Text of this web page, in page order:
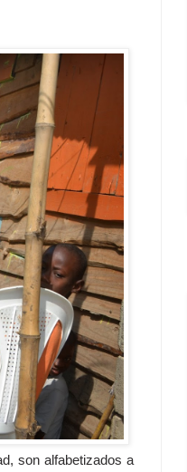
son alfabetizados a